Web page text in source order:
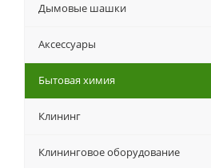
Дымовые шашки
Аксессуары
Бытовая химия
Клининг
Клининговое оборудование